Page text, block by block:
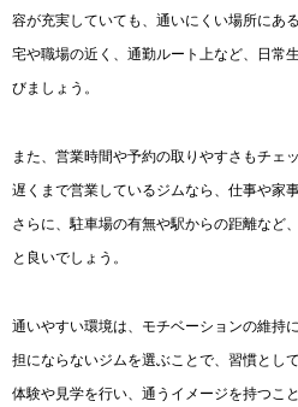
容が充実していても、通いにくい場所にあ
宅や職場の近く、通勤ルート上など、日常
びましょう。
また、営業時間や予約の取りやすさもチェ
遅くまで営業しているジムなら、仕事や家
さらに、駐車場の有無や駅からの距離など
と良いでしょう。
通いやすい環境は、モチベーションの維持
担にならないジムを選ぶことで、習慣とし
体験や見学を行い、通うイメージを持つこ